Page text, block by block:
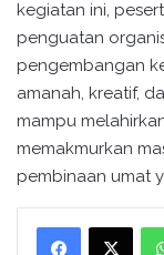
kegiatan ini,
penguatan
pengembangan
amanah, kreatif,
mampu
memakmurkan
pembinaan umat